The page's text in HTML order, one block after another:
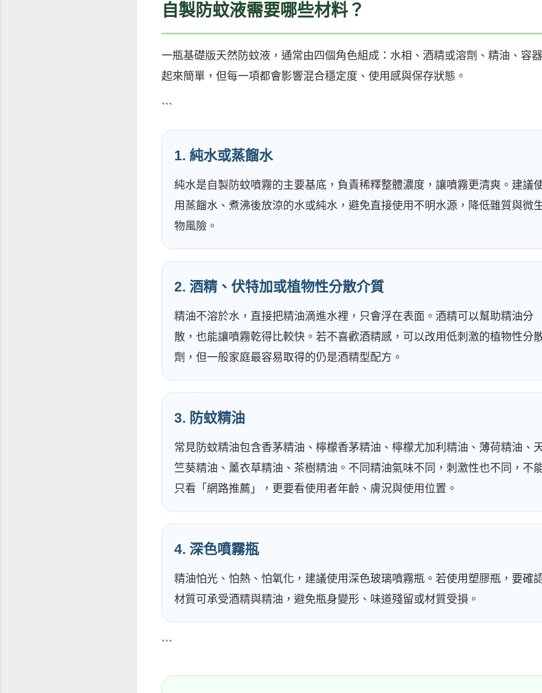
自製防蚊液需要哪些材料？
一瓶基礎版天然防蚊液，通常由四個角色組成：水相、酒精或溶劑、精油、容
起來簡單，但每一項都會影響混合穩定度、使用感與保存狀態。
```
1. 純水或蒸餾水
純水是自製防蚊噴霧的主要基底，負責稀釋整體濃度，讓噴霧更清爽。建議
用蒸餾水、煮沸後放涼的水或純水，避免直接使用不明水源，降低雜質與微
物風險。
2. 酒精、伏特加或植物性分散介質
精油不溶於水，直接把精油滴進水裡，只會浮在表面。酒精可以幫助精油分
散，也能讓噴霧乾得比較快。若不喜歡酒精感，可以改用低刺激的植物性分
劑，但一般家庭最容易取得的仍是酒精型配方。
3. 防蚊精油
常見防蚊精油包含香茅精油、檸檬香茅精油、檸檬尤加利精油、薄荷精油、
竺葵精油、薰衣草精油、茶樹精油。不同精油氣味不同，刺激性也不同，不
只看「網路推薦」，更要看使用者年齡、膚況與使用位置。
4. 深色噴霧瓶
精油怕光、怕熱、怕氧化，建議使用深色玻璃噴霧瓶。若使用塑膠瓶，要確
材質可承受酒精與精油，避免瓶身變形、味道殘留或材質受損。
```